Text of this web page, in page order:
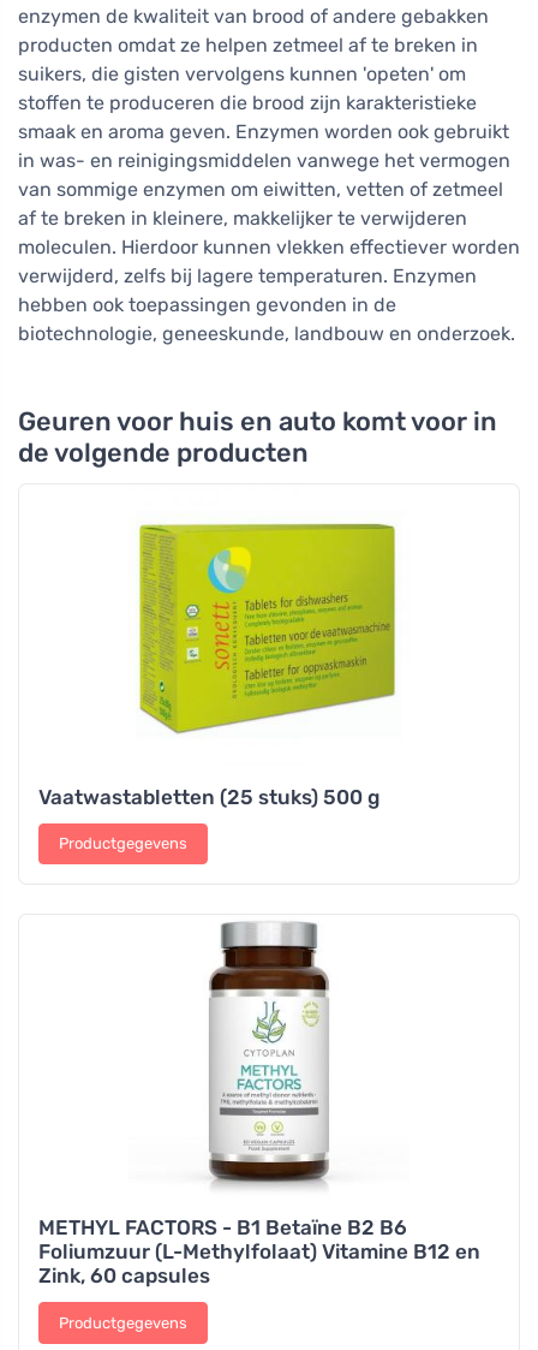
enzymen de kwaliteit van brood of andere gebakken
producten omdat ze helpen zetmeel af te breken in
suikers, die gisten vervolgens kunnen 'opeten' om
stoffen te produceren die brood zijn karakteristieke
smaak en aroma geven. Enzymen worden ook gebruikt
in was- en reinigingsmiddelen vanwege het vermogen
van sommige enzymen om eiwitten, vetten of zetmeel
af te breken in kleinere, makkelijker te verwijderen
moleculen. Hierdoor kunnen vlekken effectiever worden
verwijderd, zelfs bij lagere temperaturen. Enzymen
hebben ook toepassingen gevonden in de
biotechnologie, geneeskunde, landbouw en onderzoek.
Geuren voor huis en auto komt voor in
de volgende producten
Vaatwastabletten (25 stuks) 500 g
Productgegevens
METHYL FACTORS - B1 Betaïne B2 B6
Foliumzuur (L-Methylfolaat) Vitamine B12 en
Zink, 60 capsules
Productgegevens